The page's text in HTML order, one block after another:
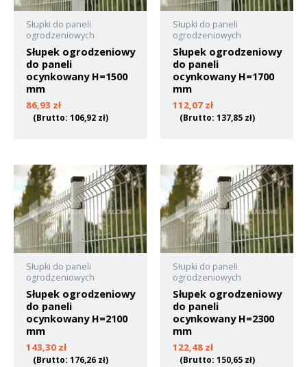
Słupki do paneli
ogrodzeniowych
Słupek ogrodzeniowy
do paneli
ocynkowany H=1500
mm
86,93 zł
(Brutto: 106,92 zł)
Słupki do paneli
ogrodzeniowych
Słupek ogrodzeniowy
do paneli
ocynkowany H=1700
mm
112,07 zł
(Brutto: 137,85 zł)
Słupki do paneli
ogrodzeniowych
Słupek ogrodzeniowy
do paneli
ocynkowany H=2100
mm
143,30 zł
(Brutto: 176,26 zł)
Słupki do paneli
ogrodzeniowych
Słupek ogrodzeniowy
do paneli
ocynkowany H=2300
mm
122,48 zł
(Brutto: 150,65 zł)